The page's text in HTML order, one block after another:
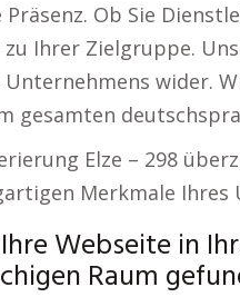
Ob Sie
Ihrer Zielgruppe.
wider.
gesamten
Elze – 298
Merkmale Ihres
Webseite in
Raum